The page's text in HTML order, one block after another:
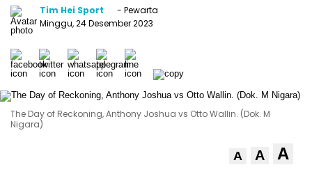
Tim Hei Sport
- Pewarta
Minggu, 24 Desember 2023
The Day of Reckoning, Anthony Joshua vs Otto Wallin. (Dok. M
Nigara)
A A A